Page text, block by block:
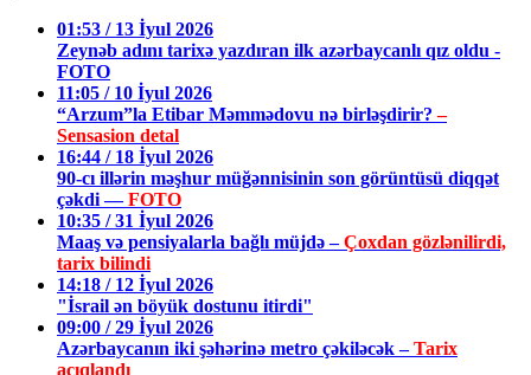
01:53 / 13 İyul 2026
Zeynəb adını tarixə yazdıran ilk azərbaycanlı qız oldu -
FOTO
11:05 / 10 İyul 2026
“Arzum”la Etibar Məmmədovu nə birləşdirir?–
Sensasion detal
16:44 / 18 İyul 2026
90-cı illərin məşhur müğənnisinin son görüntüsü diqqət
çəkdi —FOTO
10:35 / 31 İyul 2026
Maaş və pensiyalarla bağlı müjdə –Çoxdan gözlənilirdi,
tarix bilindi
14:18 / 12 İyul 2026
"İsrail ən böyük dostunu itirdi"
09:00 / 29 İyul 2026
Azərbaycanın iki şəhərinə metro çəkiləcək –Tarix
açıqlandı